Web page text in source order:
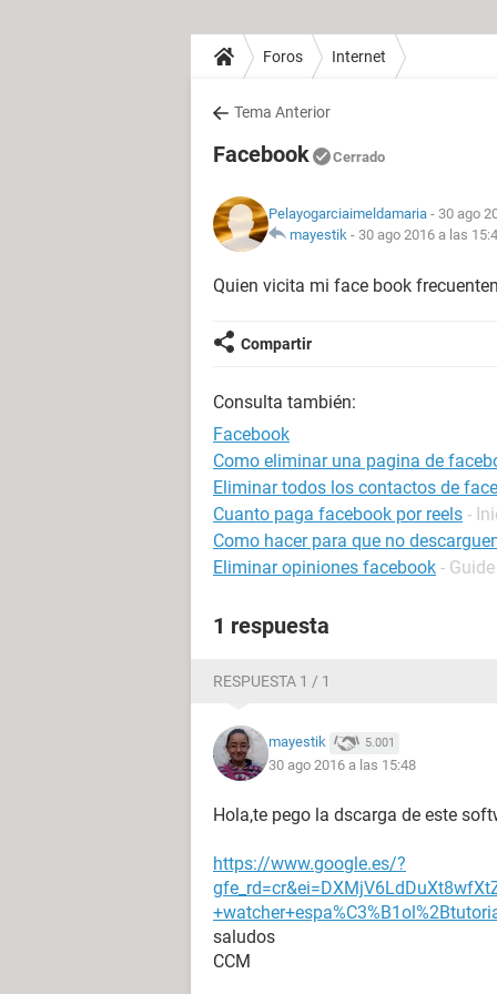
Foros Internet
Tema Anterior
Facebook Cerrado
Pelayogarciaimeldamaria - 30 ago
mayestik - 30 ago 2016 a las
Quien vicita mi face book
Compartir
Consulta también:
Facebook
Como eliminar una pagina de
Eliminar todos los contactos de
Cuanto paga facebook por reels -
Como hacer para que no
Eliminar opiniones facebook - Guide
1 respuesta
RESPUESTA 1 / 1
mayestik 5.001
30 ago 2016 a las 15:48
Hola,te pego la dscarga de este
https://www.google.es/?
saludos
CCM